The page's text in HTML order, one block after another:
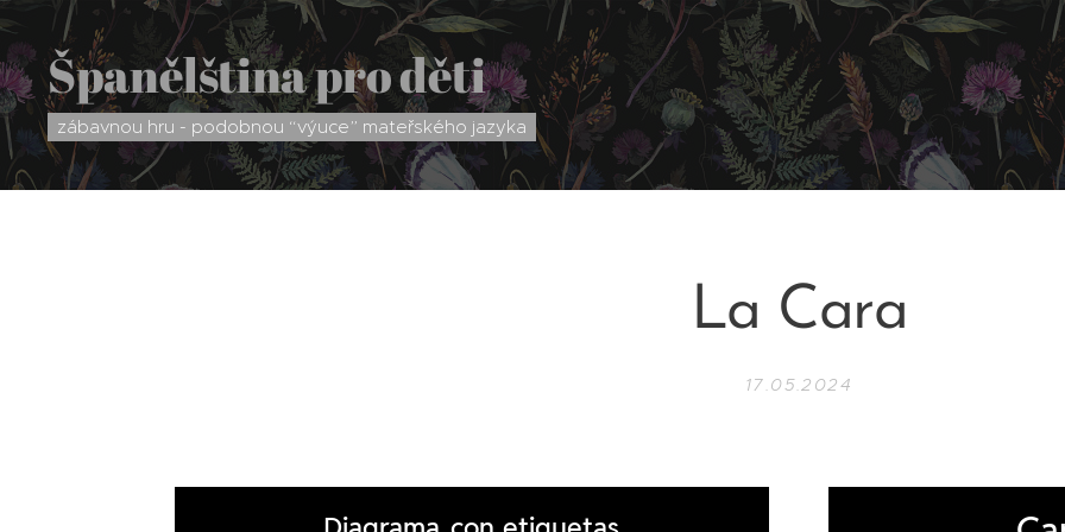
Španělština pro děti
zábavnou hru - podobnou “výuce” mateřského jazyka
La Cara
17.05.2024